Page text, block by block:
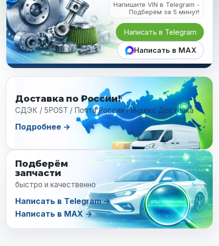
Напишите VIN в Telegram -
Подберём за 5 минут!
Написать в Telegram
Написать в MAX
Доставка по России!
СДЭК / 5POST / Почта России / Яндекс Доставка
Подробнее →
Подберём
запчасти
быстро и качественно
Написать в Telegram →
Написать в MAX →